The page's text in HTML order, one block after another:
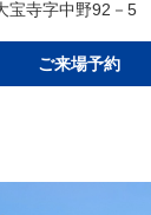
宝寺字中野92－5
ご来場予約